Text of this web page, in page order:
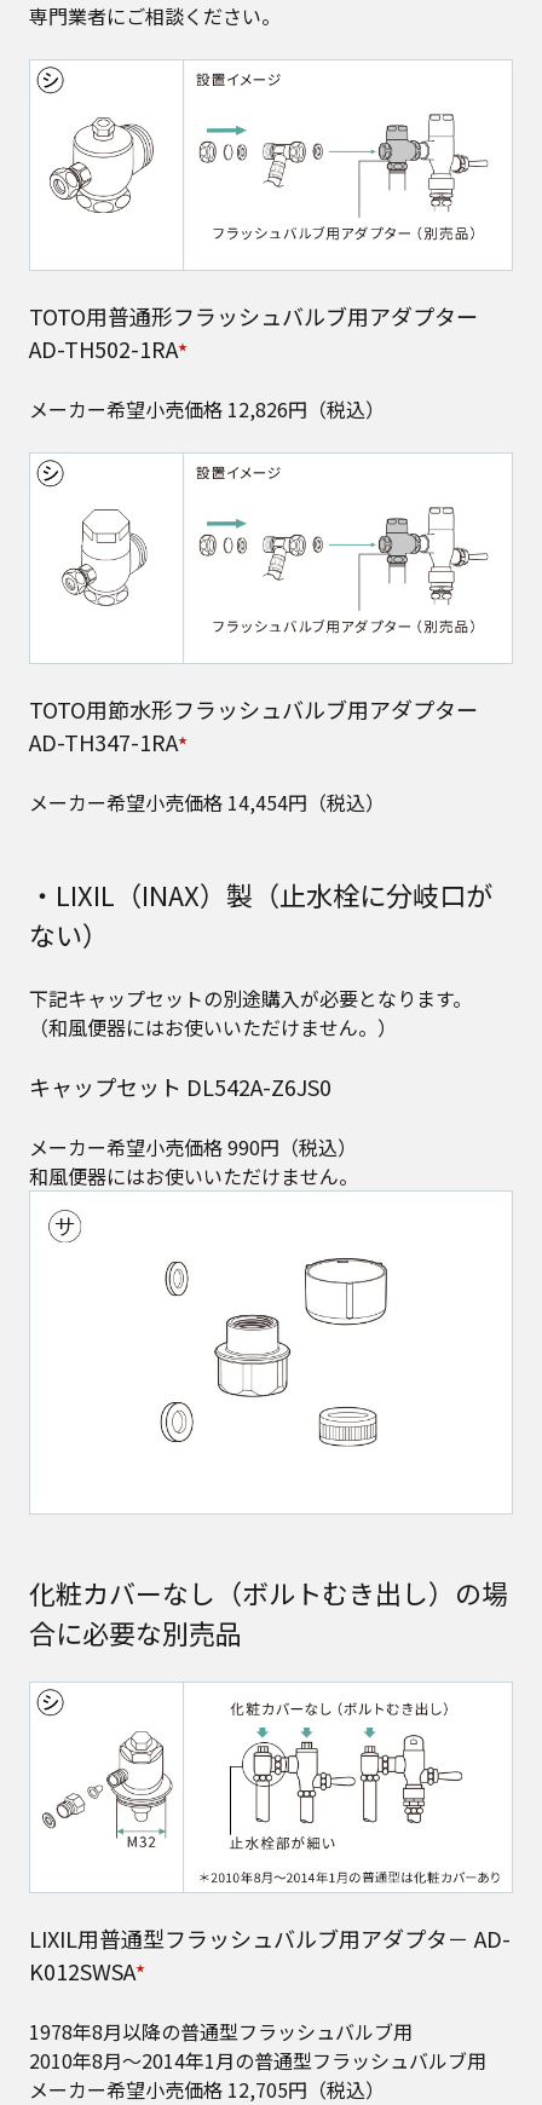
専門業者にご相談ください。
TOTO用普通形フラッシュバルブ用アダプター
AD-TH502-1RA★
メーカー希望小売価格 12,826円（税込）
TOTO用節水形フラッシュバルブ用アダプター
AD-TH347-1RA★
メーカー希望小売価格 14,454円（税込）
・LIXIL（INAX）製（止水栓に分岐口が
ない）
下記キャップセットの別途購入が必要となります。​
（和風便器にはお使いいただけません。）
キャップセット DL542A-Z6JS0
メーカー希望小売価格 990円（税込）
和風便器にはお使いいただけません。
化粧カバーなし（ボルトむき出し）の場
合に必要な別売品
LIXIL用普通型フラッシュバルブ用アダプタ－ AD-
K012SWSA★
1978年8月以降の普通型フラッシュバルブ用​
2010年8月～2014年1月の普通型フラッシュバルブ用​
メーカー希望小売価格 12,705円（税込）